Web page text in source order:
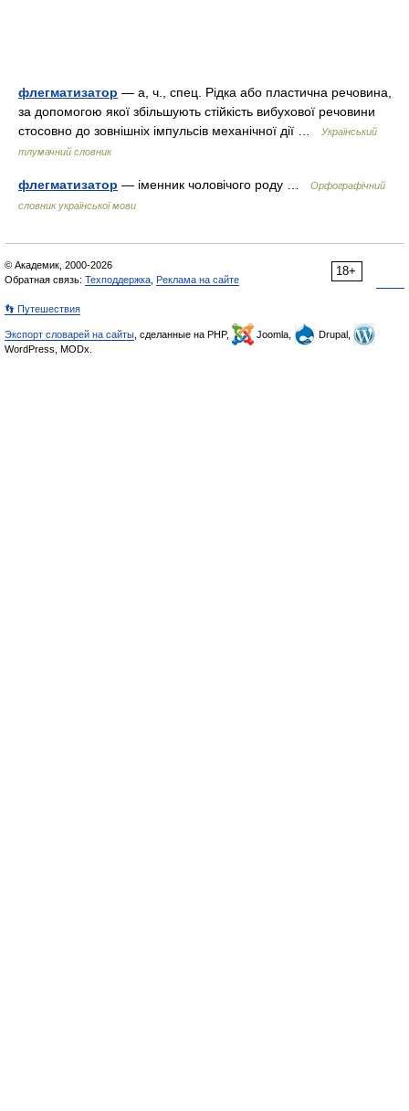
флегматизатор — а, ч., спец. Рідка або пластична речовина,
за допомогою якої збільшують стійкість вибухової речовини
стосовно до зовнішніх імпульсів механічної дії …
Український
тлумачний словник
флегматизатор — іменник чоловічого роду …
Орфографічний
словник української мови
18+
© Академик, 2000-2026
Обратная связь: Техподдержка Реклама на сайте
👣 Путешествия
Экспорт словарей на сайты , сделанные на PHP, Joomla,
Drupal,
WordPress, MODx.